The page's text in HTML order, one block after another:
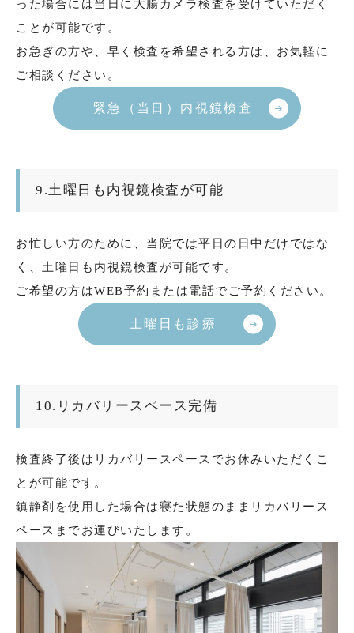
った場合には当日に大腸カメラ検査を受けていただく
ことが可能です。
お急ぎの方や、早く検査を希望される方は、お気軽に
ご相談ください。
緊急（当日）内視鏡検査
9.土曜日も内視鏡検査が可能
お忙しい方のために、当院では平日の日中だけではな
く、土曜日も内視鏡検査が可能です。
ご希望の方はWEB予約または電話でご予約ください。
土曜日も診療
10.リカバリースペース完備
検査終了後はリカバリースペースでお休みいただくこ
とが可能です。
鎮静剤を使用した場合は寝た状態のままリカバリース
ペースまでお運びいたします。